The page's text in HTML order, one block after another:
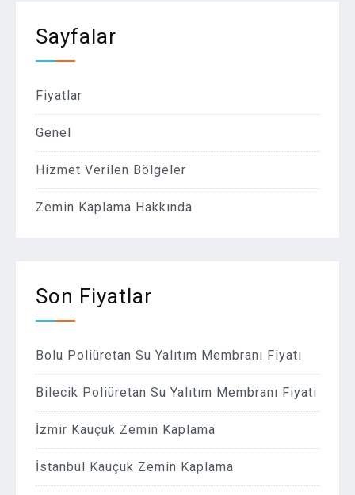
Sayfalar
Fiyatlar
Genel
Hizmet Verilen Bölgeler
Zemin Kaplama Hakkında
Son Fiyatlar
Bolu Poliüretan Su Yalıtım Membranı Fiyatı
Bilecik Poliüretan Su Yalıtım Membranı Fiyatı
İzmir Kauçuk Zemin Kaplama
İstanbul Kauçuk Zemin Kaplama